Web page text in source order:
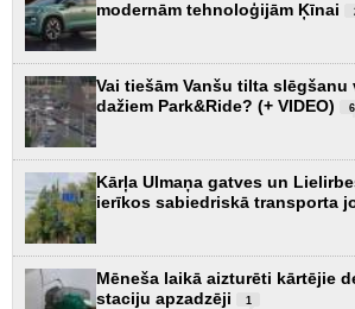
modernām tehnoloģijām Ķīnai
Vai tiešām Vanšu tilta slēgšanu
dažiem Park&Ride? (+ VIDEO)
6
Kārļa Ulmaņa gatves un
ierīkos sabiedriskā transporta
Mēneša laikā aizturēti kārtējie
staciju apzadzēji
1